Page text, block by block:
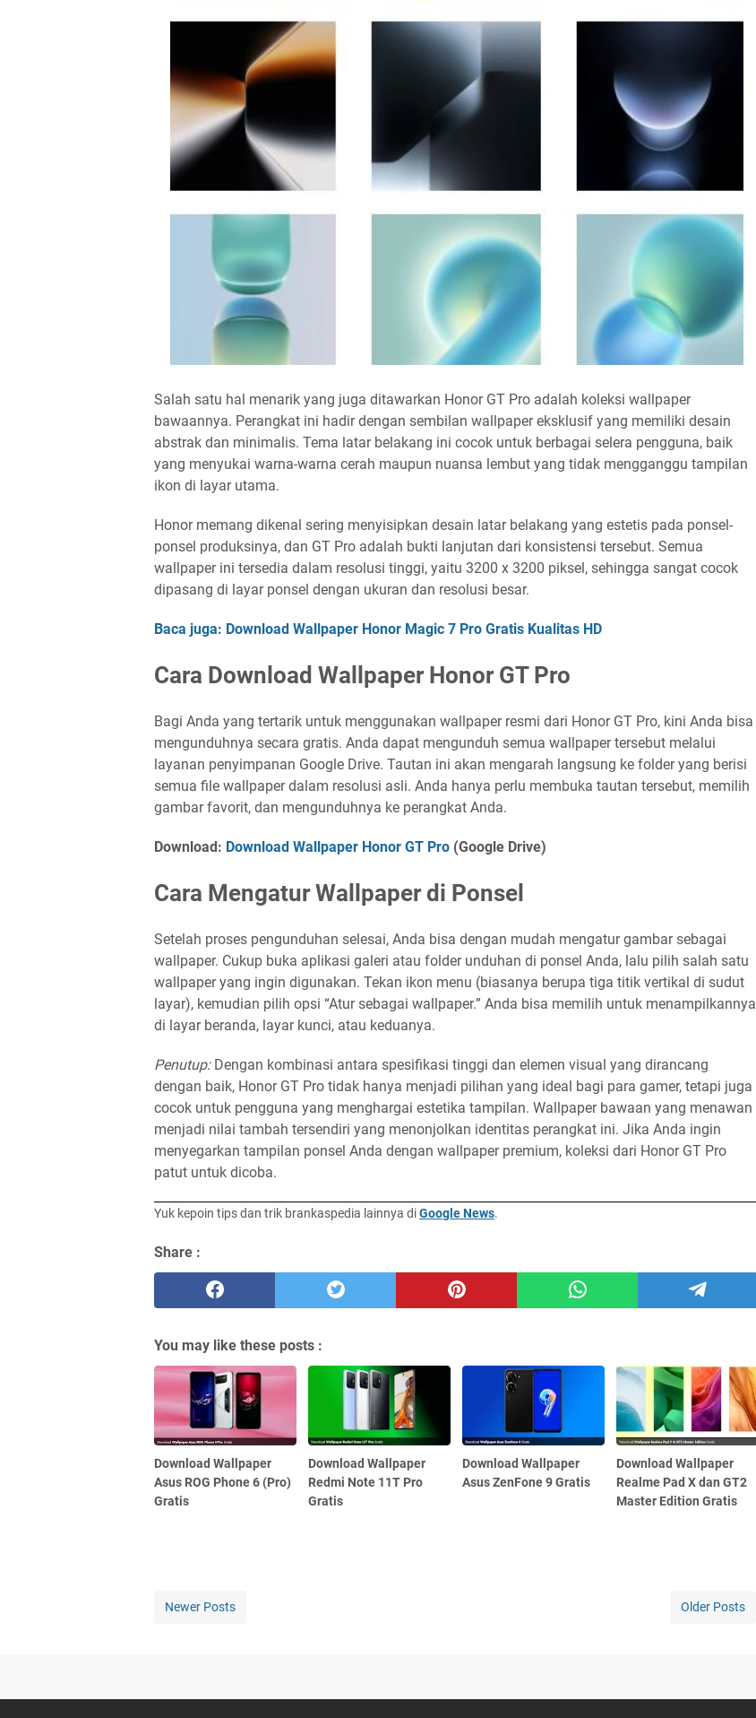
Salah satu hal menarik yang juga ditawarkan Honor GT Pro adalah koleksi wallpaper
bawaannya. Perangkat ini hadir dengan sembilan wallpaper eksklusif yang memiliki desain
abstrak dan minimalis. Tema latar belakang ini cocok untuk berbagai selera pengguna, baik
yang menyukai warna-warna cerah maupun nuansa lembut yang tidak mengganggu tampilan
ikon di layar utama.
Honor memang dikenal sering menyisipkan desain latar belakang yang estetis pada ponsel-
ponsel produksinya, dan GT Pro adalah bukti lanjutan dari konsistensi tersebut. Semua
wallpaper ini tersedia dalam resolusi tinggi, yaitu 3200 x 3200 piksel, sehingga sangat cocok
dipasang di layar ponsel dengan ukuran dan resolusi besar.
Baca juga: Download Wallpaper Honor Magic 7 Pro Gratis Kualitas HD
Cara Download Wallpaper Honor GT Pro
Bagi Anda yang tertarik untuk menggunakan wallpaper resmi dari Honor GT Pro, kini Anda bisa
mengunduhnya secara gratis. Anda dapat mengunduh semua wallpaper tersebut melalui
layanan penyimpanan Google Drive. Tautan ini akan mengarah langsung ke folder yang berisi
semua file wallpaper dalam resolusi asli. Anda hanya perlu membuka tautan tersebut, memilih
gambar favorit, dan mengunduhnya ke perangkat Anda.
Download: Download Wallpaper Honor GT Pro (Google Drive)
Cara Mengatur Wallpaper di Ponsel
Setelah proses pengunduhan selesai, Anda bisa dengan mudah mengatur gambar sebagai
wallpaper. Cukup buka aplikasi galeri atau folder unduhan di ponsel Anda, lalu pilih salah satu
wallpaper yang ingin digunakan. Tekan ikon menu (biasanya berupa tiga titik vertikal di sudut
layar), kemudian pilih opsi “Atur sebagai wallpaper.” Anda bisa memilih untuk menampilkannya
di layar beranda, layar kunci, atau keduanya.
Penutup:Dengan kombinasi antara spesifikasi tinggi dan elemen visual yang dirancang
dengan baik, Honor GT Pro tidak hanya menjadi pilihan yang ideal bagi para gamer, tetapi juga
cocok untuk pengguna yang menghargai estetika tampilan. Wallpaper bawaan yang menawan
menjadi nilai tambah tersendiri yang menonjolkan identitas perangkat ini. Jika Anda ingin
menyegarkan tampilan ponsel Anda dengan wallpaper premium, koleksi dari Honor GT Pro
patut untuk dicoba.
Yuk kepoin tips dan trik brankaspedia lainnya diGoogle News.
Share :
You may like these posts :
Download Wallpaper
Asus ROG Phone 6 (Pro)
Gratis
Download Wallpaper
Redmi Note 11T Pro
Gratis
Download Wallpaper
Asus ZenFone 9 Gratis
Download Wallpaper
Realme Pad X dan GT2
Master Edition Gratis
Newer Posts Older Posts